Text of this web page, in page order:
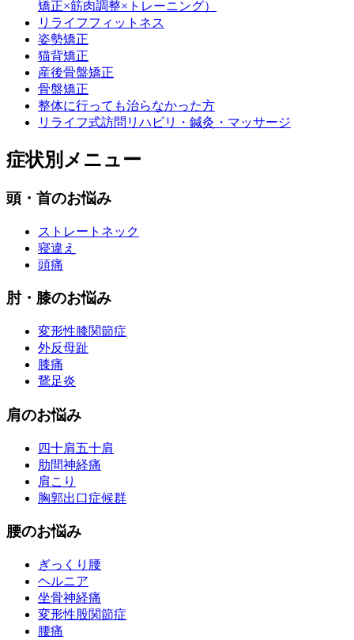
矯正×筋肉調整×トレーニング）
リライフフィットネス
姿勢矯正
猫背矯正
産後骨盤矯正
骨盤矯正
整体に行っても治らなかった方
リライフ式訪問リハビリ・鍼灸・マッサージ
症状別メニュー
頭・首のお悩み
ストレートネック
寝違え
頭痛
肘・膝のお悩み
変形性膝関節症
外反母趾
膝痛
鵞足炎
肩のお悩み
四十肩五十肩
肋間神経痛
肩こり
胸郭出口症候群
腰のお悩み
ぎっくり腰
ヘルニア
坐骨神経痛
変形性股関節症
腰痛